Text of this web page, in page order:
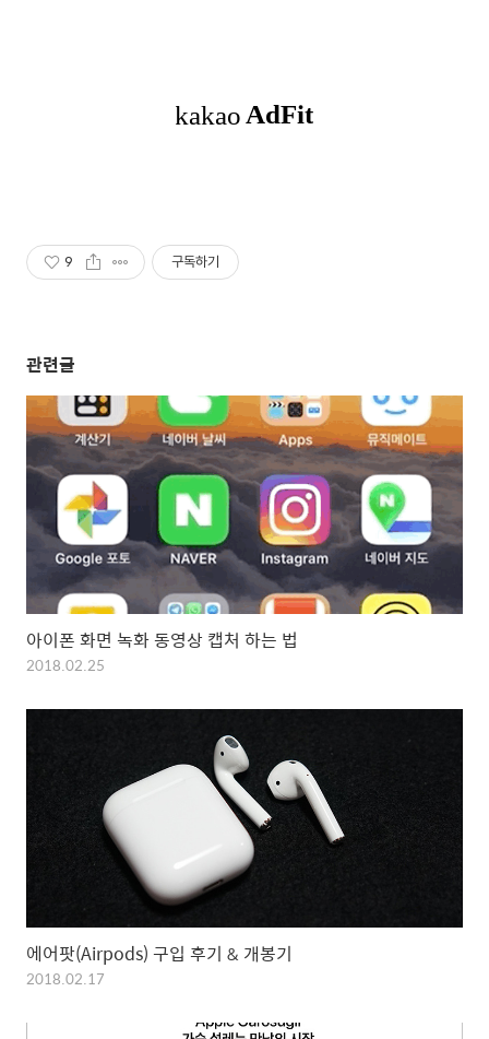
9 구독하기
관련글
아이폰 화면 녹화 동영상 캡처 하는 법
2018.02.25
에어팟(Airpods) 구입 후기 & 개봉기
2018.02.17